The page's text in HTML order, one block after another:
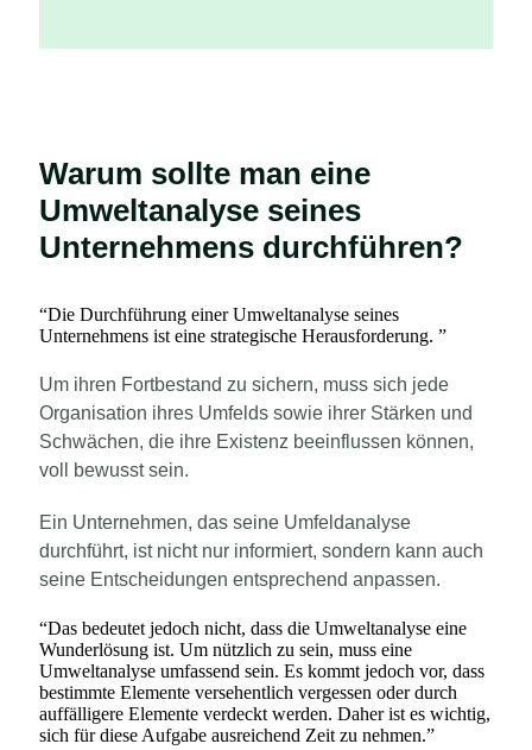
Warum sollte man eine
Umweltanalyse seines
Unternehmens durchführen?
“Die Durchführung einer Umweltanalyse seines
Unternehmens ist eine strategische Herausforderung. ”
Um ihren Fortbestand zu sichern, muss sich jede
Organisation ihres Umfelds sowie ihrer Stärken und
Schwächen, die ihre Existenz beeinflussen können,
voll bewusst sein.
Ein Unternehmen, das seine Umfeldanalyse
durchführt, ist nicht nur informiert, sondern kann auch
seine Entscheidungen entsprechend anpassen.
“Das bedeutet jedoch nicht, dass die Umweltanalyse eine
Wunderlösung ist. Um nützlich zu sein, muss eine
Umweltanalyse umfassend sein. Es kommt jedoch vor, dass
bestimmte Elemente versehentlich vergessen oder durch
auffälligere Elemente verdeckt werden. Daher ist es wichtig,
sich für diese Aufgabe ausreichend Zeit zu nehmen.”